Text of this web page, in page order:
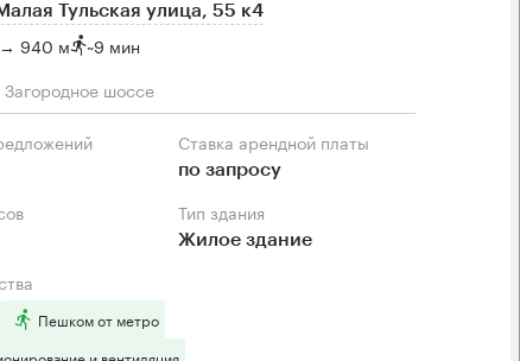
Тульская улица, 55 к4
→ 940 м ~9 мин
шоссе
Ставка арендной платы
по запросу
Тип здания
Жилое здание
Пешком от метро